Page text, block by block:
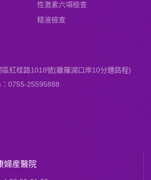
性激素六項檢查
精液檢查
紅桂路1018號(離羅湖口岸10分鍾路程)
0755-25595888
婦産醫院